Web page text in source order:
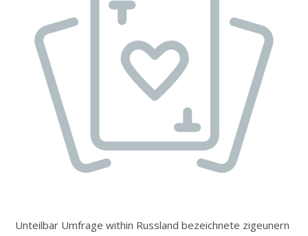
Unteilbar Umfrage within Russland bezeichnete zigeunern